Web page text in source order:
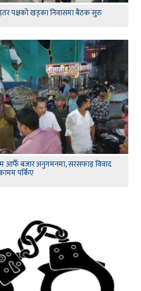
पक्षको खड्का निवासमा बैठक सुरु
आफैँ बजार अनुगमनमा, सरसफाइ विवाद
पर्किए